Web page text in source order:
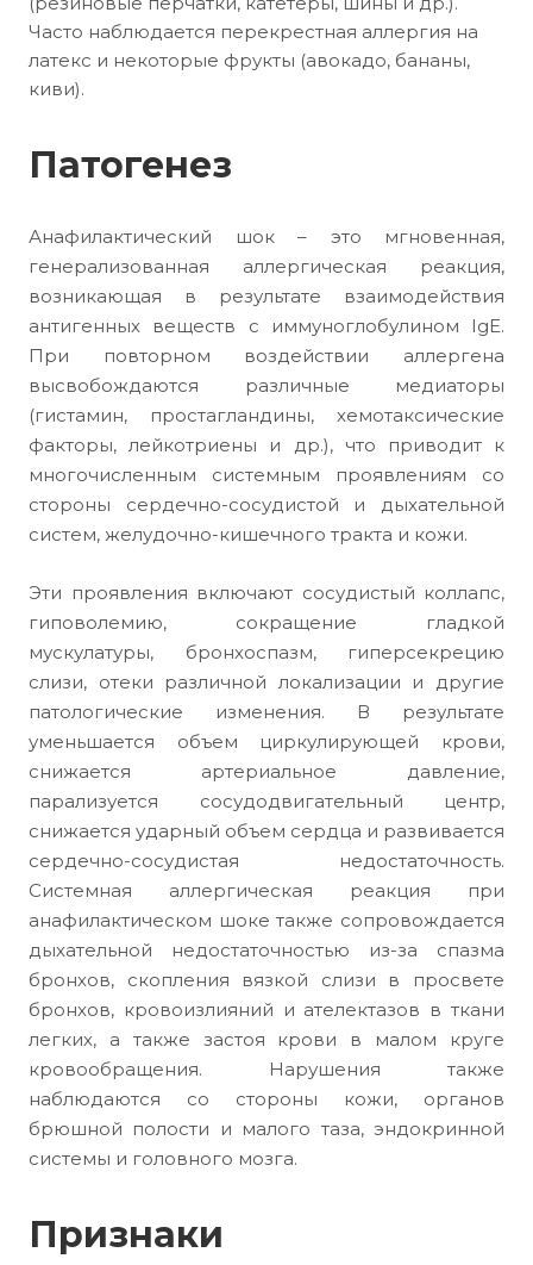
Часто наблюдается перекрестная аллергия на
латекс и некоторые фрукты (авокадо, бананы,
киви).
Патогенез
Анафилактический шок – это мгновенная,
генерализованная аллергическая реакция,
возникающая в результате взаимодействия
антигенных веществ с иммуноглобулином IgE.
При повторном воздействии аллергена
высвобождаются различные медиаторы
(гистамин, простагландины, хемотаксические
факторы, лейкотриены и др.), что приводит к
многочисленным системным проявлениям со
стороны сердечно-сосудистой и дыхательной
систем, желудочно-кишечного тракта и кожи.
Эти проявления включают сосудистый коллапс,
гиповолемию, сокращение гладкой
мускулатуры, бронхоспазм, гиперсекрецию
слизи, отеки различной локализации и другие
патологические изменения. В результате
уменьшается объем циркулирующей крови,
снижается артериальное давление,
парализуется сосудодвигательный центр,
снижается ударный объем сердца и развивается
сердечно-сосудистая недостаточность.
Системная аллергическая реакция при
анафилактическом шоке также сопровождается
дыхательной недостаточностью из-за спазма
бронхов, скопления вязкой слизи в просвете
бронхов, кровоизлияний и ателектазов в ткани
легких, а также застоя крови в малом круге
кровообращения. Нарушения также
наблюдаются со стороны кожи, органов
брюшной полости и малого таза, эндокринной
системы и головного мозга.
Признаки